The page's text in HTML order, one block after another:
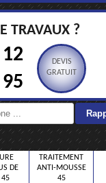
TRAVAUX ?
DEVIS
GRATUIT
DE
45
TRAITEMENT
ANTI-MOUSSE
45